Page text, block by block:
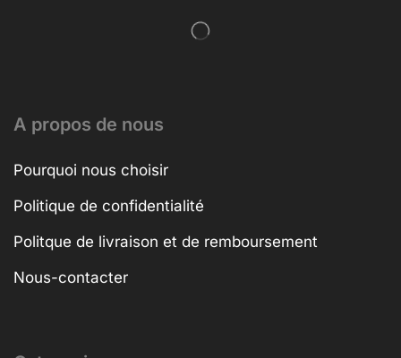
A propos de nous
Pourquoi nous choisir
Politique de confidentialité
Politque de livraison et de remboursement
Nous-contacter